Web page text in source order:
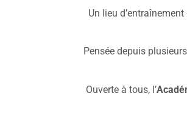
Un lieu
Pensée depuis
Ouverte à tous, l’